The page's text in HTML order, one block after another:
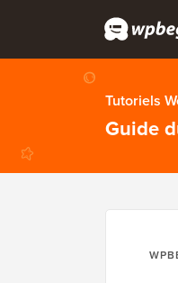
Tutoriels
Guide